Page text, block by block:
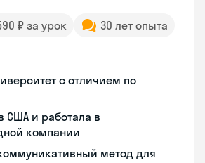
₽ за урок
30 лет опыта
с отличием по
США и работала в
компании
метод для